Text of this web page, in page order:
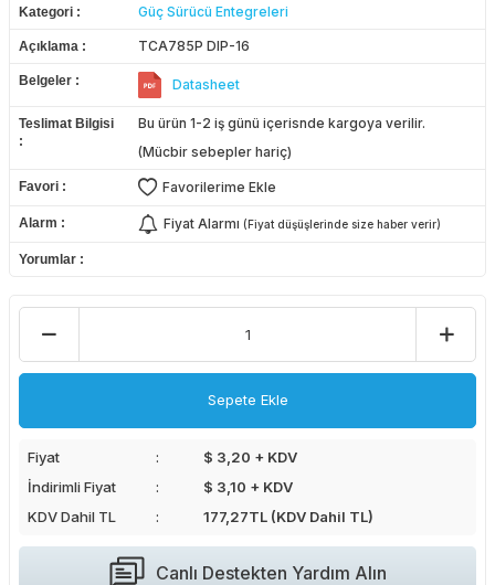
Kategori Güç Sürücü Entegreleri
Açıklama TCA785P DIP-16
Belgeler Datasheet
Teslimat Bilgisi
Bu ürün 1-2 iş günü içerisnde kargoya verilir.
(Mücbir sebepler hariç)
Favori Favorilerime Ekle
Alarm Fiyat Alarmı (Fiyat düşüşlerinde size haber verir)
Yorumlar
Sepete Ekle
Fiyat
$ 3,20 + KDV
İndirimli Fiyat
$ 3,10 + KDV
KDV Dahil TL
177,27TL (KDV Dahil TL)
Canlı Destekten Yardım Alın